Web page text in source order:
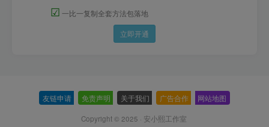
☑ 一比一复制全套方法包落地
立即开通
友链申请 免责声明 关于我们 广告合作 网站地图
Copyright © 2025 · 安小熙工作室